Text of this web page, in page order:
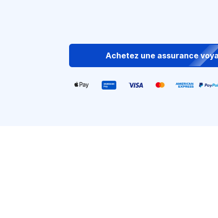
Achetez une assurance